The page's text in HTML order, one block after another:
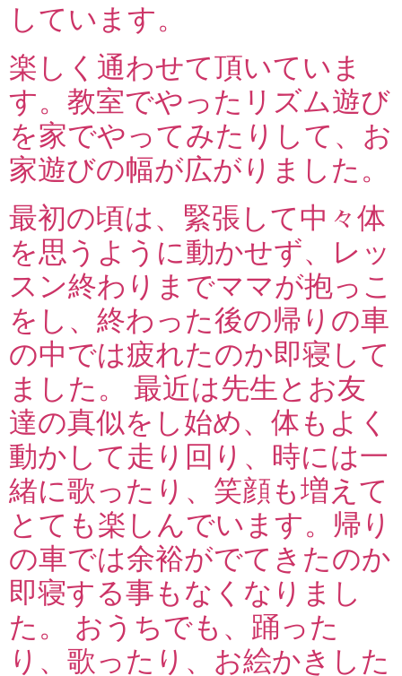
しています。
楽しく通わせて頂いていま
す。教室でやったリズム遊び
を家でやってみたりして、お
家遊びの幅が広がりました。
最初の頃は、緊張して中々体
を思うように動かせず、レッ
スン終わりまでママが抱っこ
をし、終わった後の帰りの車
の中では疲れたのか即寝して
ました。 最近は先生とお友
達の真似をし始め、体もよく
動かして走り回り、時には一
緒に歌ったり、笑顔も増えて
とても楽しんでいます。帰り
の車では余裕がでてきたのか
即寝する事もなくなりまし
た。 おうちでも、踊った
り、歌ったり、お絵かきした